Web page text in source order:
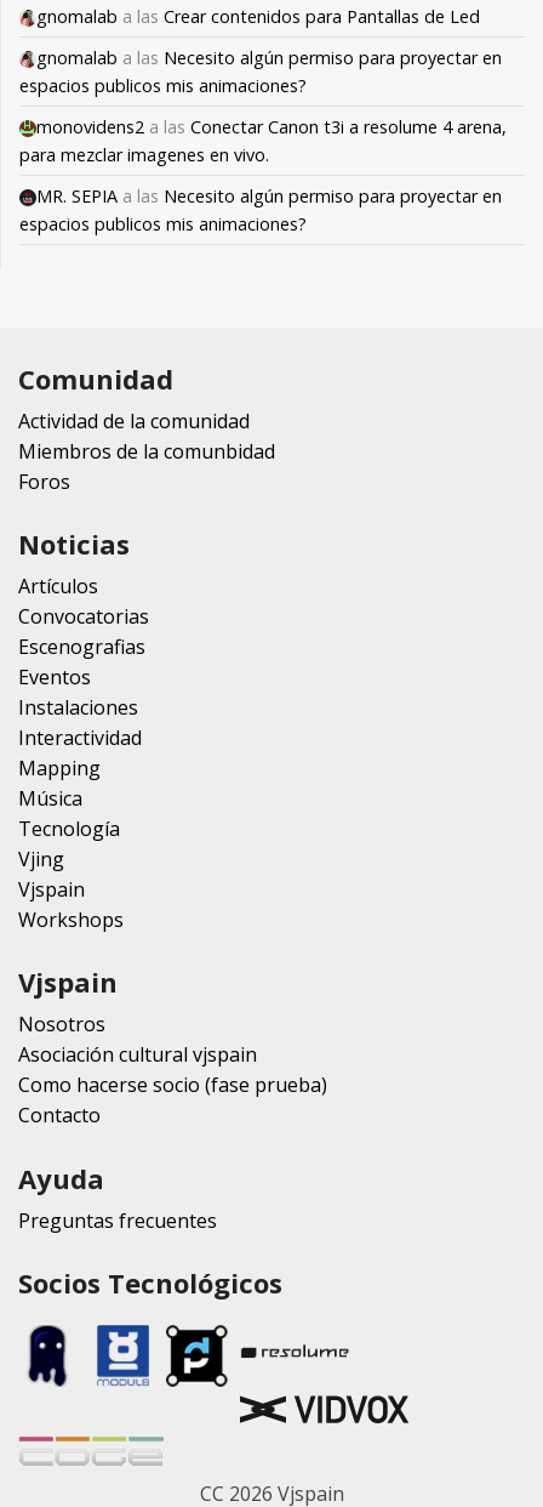
gnomalab a las Crear contenidos para Pantallas de Led
gnomalab a las Necesito algún permiso para proyectar en
espacios publicos mis animaciones?
monovidens2 a las Conectar Canon t3i a resolume 4 arena,
para mezclar imagenes en vivo.
MR. SEPIA a las Necesito algún permiso para proyectar en
espacios publicos mis animaciones?
Comunidad
Actividad de la comunidad
Miembros de la comunbidad
Foros
Noticias
Artículos
Convocatorias
Escenografias
Eventos
Instalaciones
Interactividad
Mapping
Música
Tecnología
Vjing
Vjspain
Workshops
Vjspain
Nosotros
Asociación cultural vjspain
Como hacerse socio (fase prueba)
Contacto
Ayuda
Preguntas frecuentes
Socios Tecnológicos
CC 2026 Vjspain